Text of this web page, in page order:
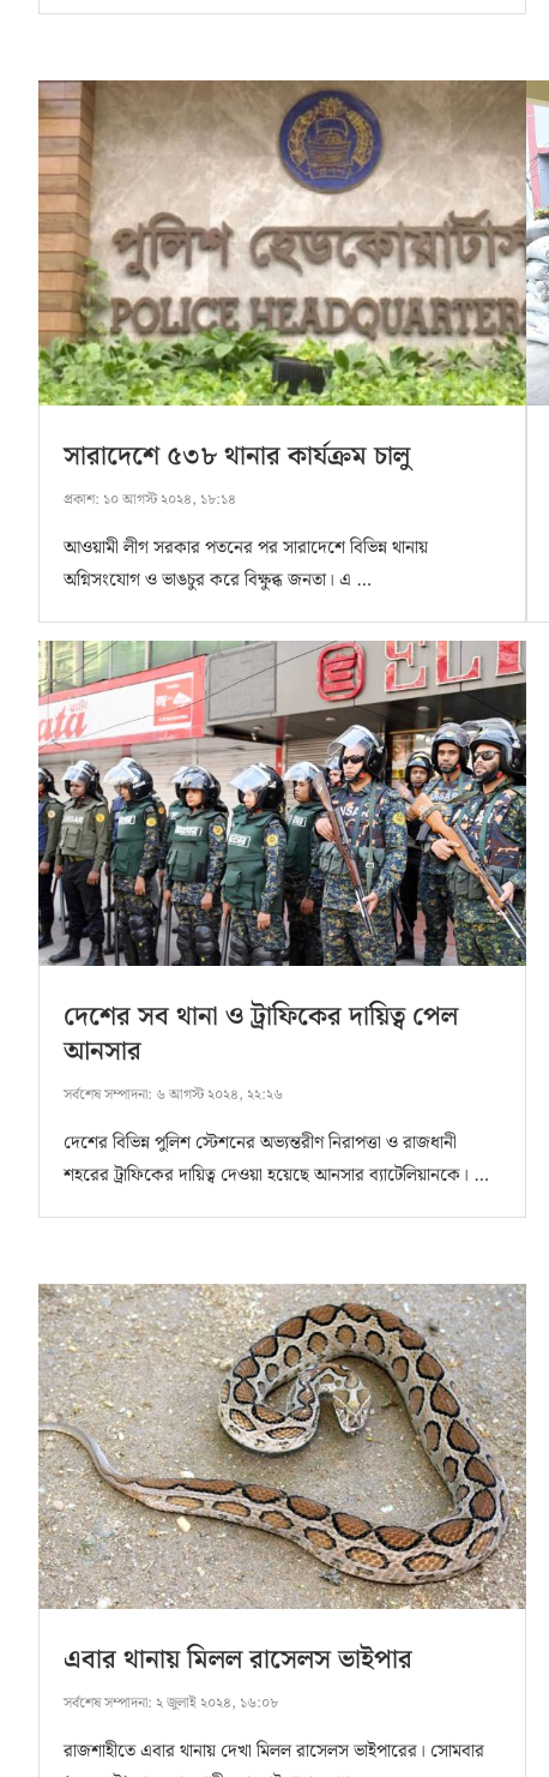
সারাদেশে ৫৩৮ থানার কার্যক্রম চালু
প্রকাশ: ১০ আগস্ট ২০২৪, ১৮:১৪
আওয়ামী লীগ সরকার পতনের পর সারাদেশে বিভিন্ন থানায়
অগ্নিসংযোগ ও ভাঙচুর করে বিক্ষুব্ধ জনতা। এ …
দেশের সব থানা ও ট্রাফিকের দায়িত্ব পেল
আনসার
সর্বশেষ সম্পাদনা: ৬ আগস্ট ২০২৪, ২২:২৬
দেশের বিভিন্ন পুলিশ স্টেশনের অভ্যন্তরীণ নিরাপত্তা ও রাজধানী
শহরের ট্রাফিকের দায়িত্ব দেওয়া হয়েছে আনসার ব্যাটেলিয়ানকে। …
এবার থানায় মিলল রাসেলস ভাইপার
সর্বশেষ সম্পাদনা: ২ জুলাই ২০২৪, ১৬:০৮
রাজশাহীতে এবার থানায় দেখা মিলল রাসেলস ভাইপারের। সোমবার